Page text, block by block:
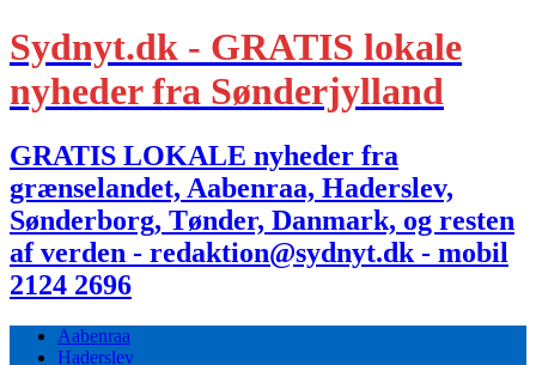
Sydnyt.dk - GRATIS lokale
nyheder fra Sønderjylland
GRATIS LOKALE nyheder fra
grænselandet, Aabenraa, Haderslev,
Sønderborg, Tønder, Danmark, og resten
af verden - redaktion@sydnyt.dk - mobil
2124 2696
Aabenraa
Haderslev